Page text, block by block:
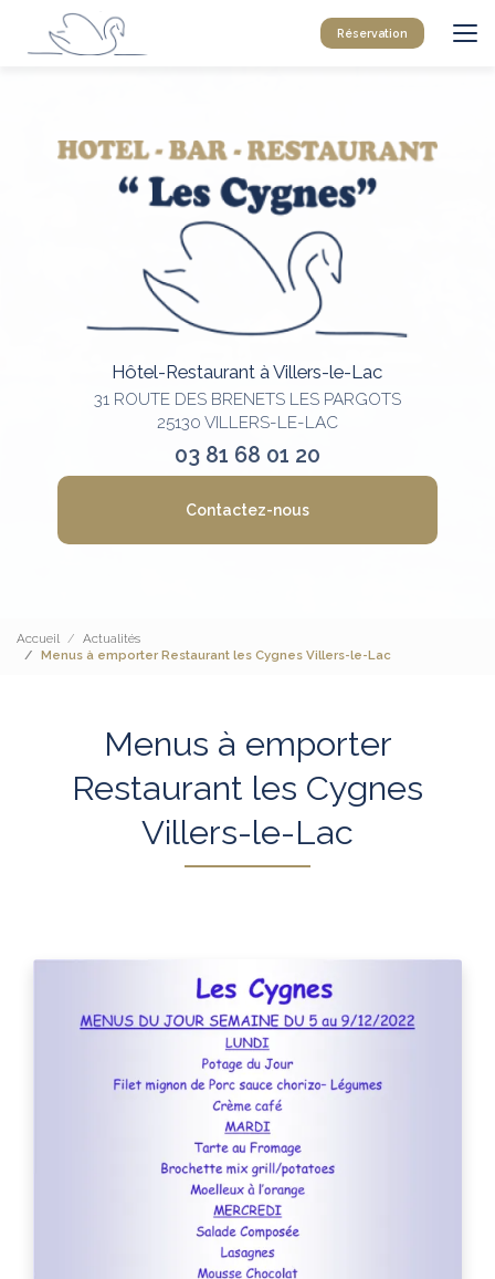
contenu
Réservation
Hôtel-Restaurant à Villers-le-Lac
31 ROUTE DES BRENETS LES PARGOTS
25130 VILLERS-LE-LAC
03 81 68 01 20
Contactez-nous
Accueil
Actualités
Menus à emporter Restaurant les Cygnes Villers-le-Lac
Menus à emporter
Restaurant les Cygnes
Villers-le-Lac